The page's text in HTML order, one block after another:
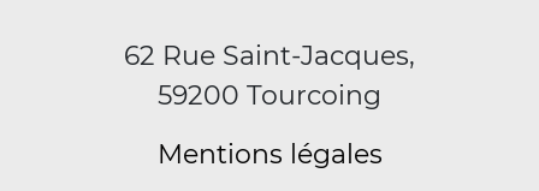
62 Rue Saint-Jacques,
59200 Tourcoing
Mentions légales